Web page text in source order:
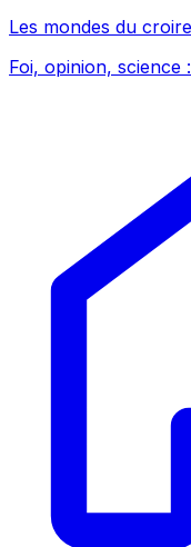
Les mondes du croire
Foi, opinion,